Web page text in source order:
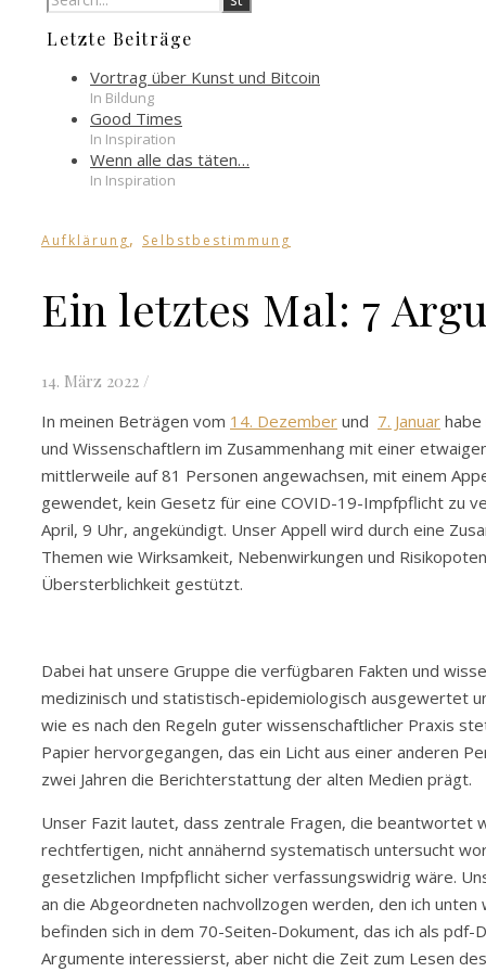
Letzte Beiträge
Vortrag über Kunst und Bitcoin
In Bildung
Good Times
In Inspiration
Wenn alle das täten…
In Inspiration
Aufklärung, Selbstbestimmung
Ein letztes Mal: 7
14. März 2022 /
In meinen Beträgen vom 14. Dezember und 7. Januar habe
und Wissenschaftlern im Zusammenhang mit einer
mittlerweile auf 81 Personen angewachsen, mit einem
gewendet, kein Gesetz für eine COVID-19-Impfpflicht zu
April, 9 Uhr, angekündigt. Unser Appell wird durch eine
Themen wie Wirksamkeit, Nebenwirkungen und
Übersterblichkeit gestützt.
Dabei hat unsere Gruppe die verfügbaren Fakten und
medizinisch und statistisch-epidemiologisch ausgewertet
wie es nach den Regeln guter wissenschaftlicher Praxis
Papier hervorgegangen, das ein Licht aus einer anderen
zwei Jahren die Berichterstattung der alten Medien prägt.
Unser Fazit lautet, dass zentrale Fragen, die beantwortet
rechtfertigen, nicht annähernd systematisch untersucht
gesetzlichen Impfpflicht sicher verfassungswidrig wäre.
an die Abgeordneten nachvollzogen werden, den ich
befinden sich in dem 70-Seiten-Dokument, das ich als
Argumente interessierst, aber nicht die Zeit zum Lesen